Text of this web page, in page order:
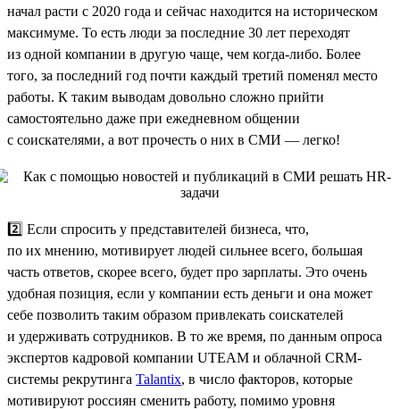
начал расти с 2020 года и сейчас находится на историческом
максимуме. То есть люди за последние 30 лет переходят
из одной компании в другую чаще, чем когда-либо. Более
того, за последний год почти каждый третий поменял место
работы. К таким выводам довольно сложно прийти
самостоятельно даже при ежедневном общении
с соискателями, а вот прочесть о них в СМИ — легко!
2️⃣ Если спросить у представителей бизнеса, что,
по их мнению, мотивирует людей сильнее всего, большая
часть ответов, скорее всего, будет про зарплаты. Это очень
удобная позиция, если у компании есть деньги и она может
себе позволить таким образом привлекать соискателей
и удерживать сотрудников. В то же время, по данным опроса
экспертов кадровой компании UTEAM и облачной CRM-
системы рекрутинга Talantix, в число факторов, которые
мотивируют россиян сменить работу, помимо уровня